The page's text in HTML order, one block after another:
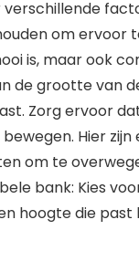
verschillende
om ervoor
is, maar ook
de grootte van
Zorg ervoor
Hier zijn
om te
bank: Kies
hoogte die past